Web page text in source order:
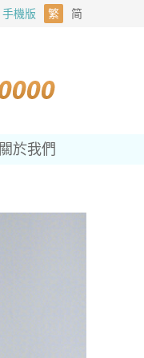
手機版 繁 简
關於我們